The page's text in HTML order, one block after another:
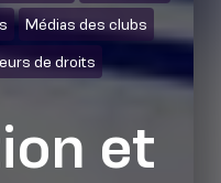
Médias des clubs
de droits
et